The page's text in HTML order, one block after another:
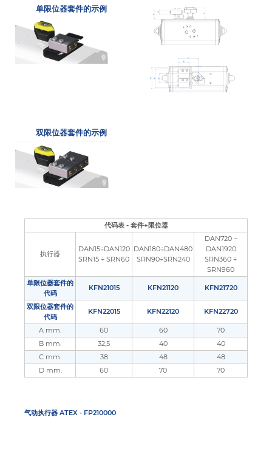
单限位器套件的示例
双限位器套件的示例
代码表 - 套件+限位器
执行器
DAN15÷DAN120
SRN15 ÷ SRN60
DAN180÷DAN480
SRN90÷SRN240
DAN720 ÷
DAN1920
SRN360 ÷
SRN960
单限位器套件的
代码
KFN21015 KFN21120 KFN21720
双限位器套件的
代码
KFN22015 KFN22120 KFN22720
A mm. 60 60
70
B mm.
32,5 40
40
C mm.
38 48
48
D mm.
60 70 70
气动执行器 ATEX - FP210000